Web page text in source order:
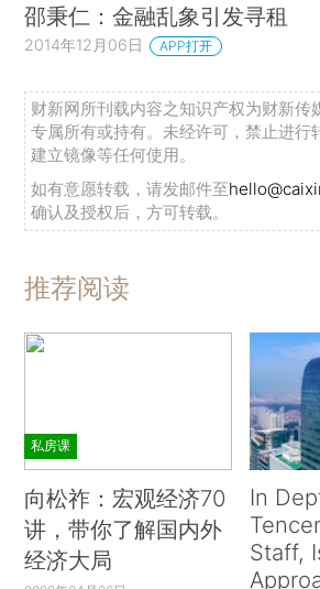
邵秉仁：金融乱象引发寻租
2014年12月06日 APP打开
财新网所刊载内容之知识产权为财新传
专属所有或持有。未经许可，禁止进行
建立镜像等任何使用。
如有意愿转载，请发邮件至
确认及授权后，方可转载。
推荐阅读
私房课
向松祚：宏观经济70
讲，带你了解国内外
经济大局
In
Staff,